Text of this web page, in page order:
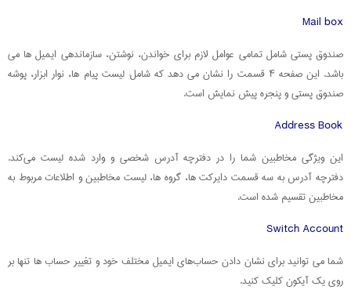
Mail box
صندوق پستی شامل تمامی عوامل لازم برای خواندن، نوشتن، سازماندهی ایمیل ها می
باشد. این صفحه ۴ قسمت را نشان می دهد که شامل: لیست پیام ها، نوار ابزار، پوشه
صندوق پستی و پنجره پیش نمایش است.
Address Book
این ویژگی مخاطبین شما را در دفترچه آدرس شخصی و وارد شده لیست می‌کند.
دفترچه آدرس به سه قسمت دایرکت ها، گروه ها، لیست مخاطبین و اطلاعات مربوط به
مخاطبین تقسیم شده است.
Switch Account
شما می توانید برای نشان دادن حساب‌های ایمیل مختلف خود و تغییر حساب ها تنها بر
روی یک آیکون کلیک کنید‌.